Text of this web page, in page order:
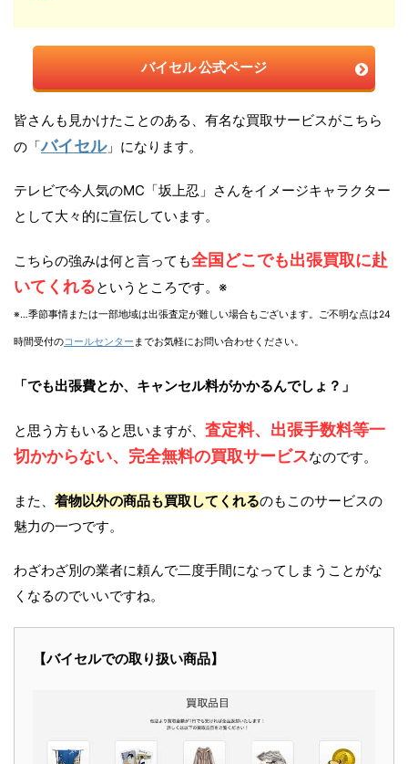
バイセル 公式ページ
皆さんも見かけたことのある、有名な買取サービスがこちら
の「バイセル」になります。
テレビで今人気のMC「坂上忍」さんをイメージキャラクター
として大々的に宣伝しています。
こちらの強みは何と言っても全国どこでも出張買取に赴
いてくれるというところです。※
※…季節事情または一部地域は出張査定が難しい場合もございます。ご不明な点は24
時間受付のコールセンター までお気軽にお問い合わせください。
「でも出張費とか、キャンセル料がかかるんでしょ？」
と思う方もいると思いますが、 査定料、出張手数料等一
切かからない、完全無料の買取サービスなのです。
また、 着物以外の商品も買取してくれるのもこのサービスの
魅力の一つです。
わざわざ別の業者に頼んで二度手間になってしまうことがな
くなるのでいいですね。
【バイセルでの取り扱い商品】